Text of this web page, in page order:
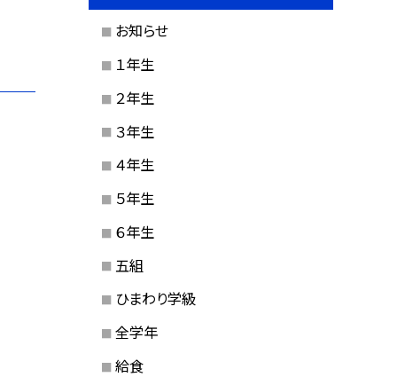
お知らせ
１年生
２年生
３年生
４年生
５年生
６年生
五組
ひまわり学級
全学年
給食